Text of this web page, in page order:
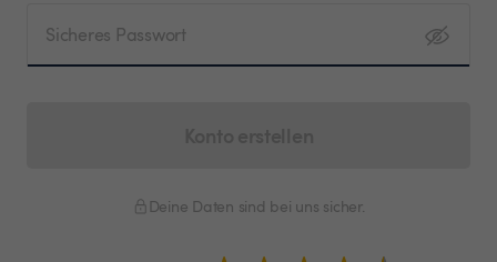
Sicheres Passwort
Deine Daten sind bei uns sicher.